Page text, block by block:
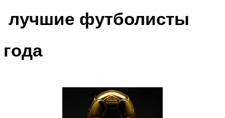
лучшие футболисты
года